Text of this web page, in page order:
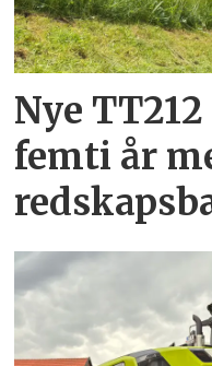
Nye
femti år­